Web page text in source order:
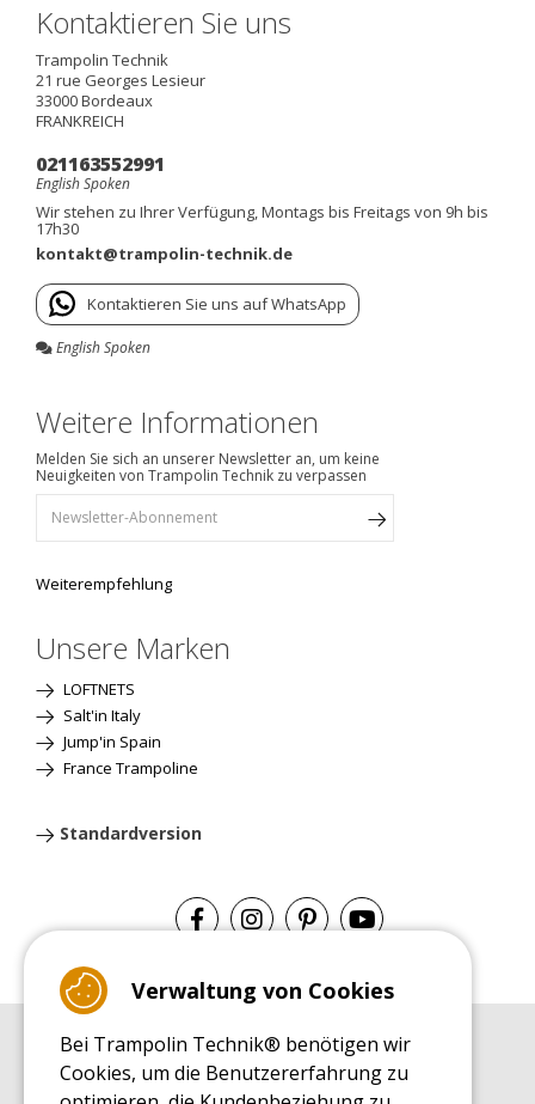
Kontaktieren Sie uns
Trampolin Technik
21 rue Georges Lesieur
33000Bordeaux
FRANKREICH
021163552991
English Spoken
Wir stehen zu Ihrer Verfügung, Montags bis Freitags von 9h bis
17h30
kontakt@trampolin-technik.de
Kontaktieren Sie uns auf WhatsApp
English Spoken
Weitere Informationen
Melden Sie sich an unserer Newsletter an, um keine
Neuigkeiten von Trampolin Technik zu verpassen
Weiterempfehlung
Unsere Marken
LOFTNETS
Salt'in Italy
Jump'in Spain
France Trampoline
Standardversion
EINKAUFSRATGEBER
Einkaufsratgeber
Verwaltung von Cookies
Bei Trampolin Technik® benötigen wir
Cookies, um die Benutzererfahrung zu